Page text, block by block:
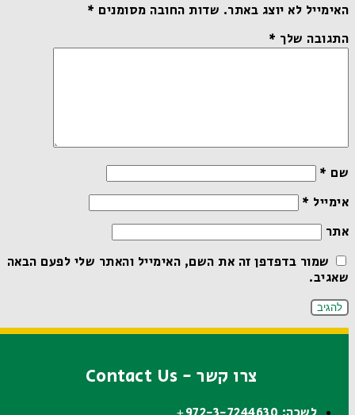
האימייל לא יוצג באתר.שדות החובה מסומנים*
התגובה שלך*
שם*
אימייל*
אתר
שמור בדפדפן זה את השם, האימייל והאתר שלי לפעם הבאה
שאגיב.
צרו קשר - Contact Us